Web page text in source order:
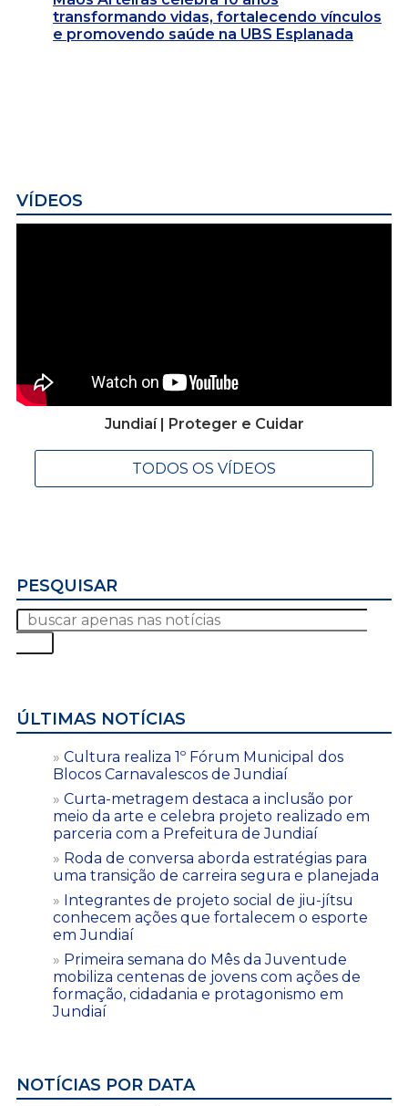
transformando vidas, fortalecendo vínculos
e promovendo saúde na UBS Esplanada
VÍDEOS
Jundiaí | Proteger e Cuidar
TODOS OS VÍDEOS
PESQUISAR
ÚLTIMAS NOTÍCIAS
Cultura realiza 1º Fórum Municipal dos
Blocos Carnavalescos de Jundiaí
Curta-metragem destaca a inclusão por
meio da arte e celebra projeto realizado em
parceria com a Prefeitura de Jundiaí
Roda de conversa aborda estratégias para
uma transição de carreira segura e planejada
Integrantes de projeto social de jiu-jítsu
conhecem ações que fortalecem o esporte
em Jundiaí
Primeira semana do Mês da Juventude
mobiliza centenas de jovens com ações de
formação, cidadania e protagonismo em
Jundiaí
NOTÍCIAS POR DATA